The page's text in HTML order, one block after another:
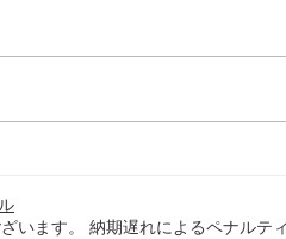
います。 納期遅れによるペナルテ